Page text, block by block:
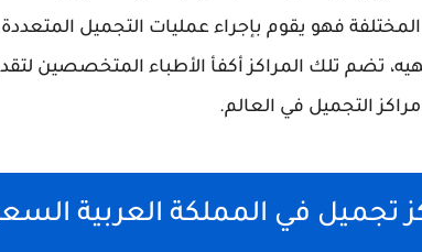
فهو يقوم بإجراء عمليات التجميل
تضم تلك المراكز أكفأ الأطباء المتخصصين
التجميل في العالم.
تجميل في المملكة العربية